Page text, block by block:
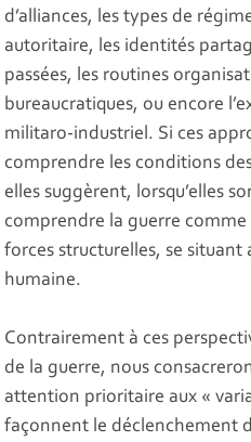
d’alliances, les types de
autoritaire, les identités
passées, les routines
bureaucratiques, ou encore
militaro-industriel. Si ces
comprendre les conditions
elles suggèrent, lorsqu’elles
comprendre la guerre
forces structurelles, se situant
humaine.
Contrairement à ces
de la guerre, nous
attention prioritaire aux «
façonnent le déclenchement